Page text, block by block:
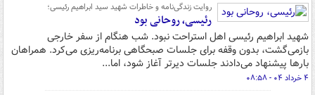
روایت زندگی‌نامه و خاطرات شهید سید ابراهیم رئیسی؛
رئیسی، روحانی بود
شهید ابراهیم رئیسی اهل استراحت نبود. شب‌ هنگام از سفر خارجی
بازمی‌گشت، بدون وقفه برای جلسات صبحگاهی برنامه‌ریزی می‌کرد. همراهان
بارها پیشنهاد می‌دادند جلسات دیرتر آغاز شود، اما...
۴ خرداد ۰۴ - ۰۸:۵۸